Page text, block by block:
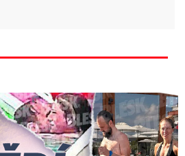
v Polsku, ale… Vědí o tom doma?